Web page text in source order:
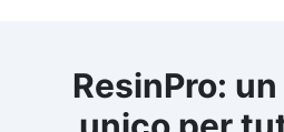
ResinPro: